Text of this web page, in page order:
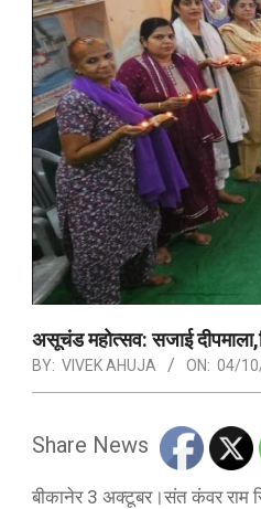
असूचंड महोत्सव: सजाई
BY: VIVEK AHUJA ON: 04/
Share News
बीकानेर 3 अक्टूबर।संत कंवर राम